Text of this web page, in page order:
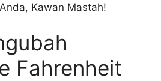
Kawan Mastah!
Fahrenheit